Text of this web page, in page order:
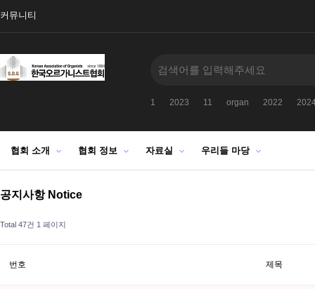
커뮤니티
1 2023 11 organ 2022
협회 소개 협회 정보 자료실 우리들 마당
공지사항 Notice
Total 47건 1 페이지
번호 제목